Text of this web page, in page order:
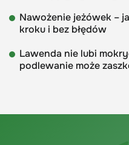
Nawożenie jeżówek –
kroku i bez błędów
Lawenda nie lubi
podlewanie może